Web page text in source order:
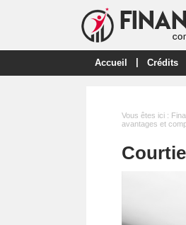
Accueil Crédits
Vous êtes ici :
avantages et